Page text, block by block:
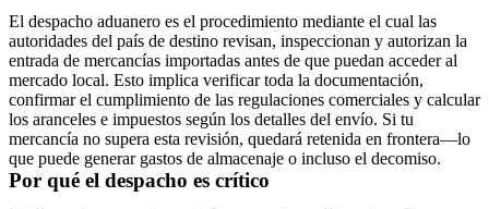
El despacho aduanero es el procedimiento mediante el cual las
autoridades del país de destino revisan, inspeccionan y autorizan la
entrada de mercancías importadas antes de que puedan acceder al
mercado local. Esto implica verificar toda la documentación,
confirmar el cumplimiento de las regulaciones comerciales y calcular
los aranceles e impuestos según los detalles del envío. Si tu
mercancía no supera esta revisión, quedará retenida en frontera—lo
que puede generar gastos de almacenaje o incluso el decomiso.
Por qué el despacho es crítico